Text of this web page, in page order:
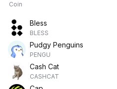
Coin
Bless
BLESS
Pudgy Penguins
PENGU
Cash Cat
CASHCAT